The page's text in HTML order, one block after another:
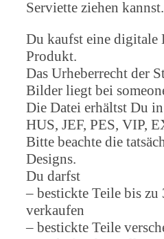
Serviette ziehen kannst.
Du kaufst eine digitale
Produkt.
Das Urheberrecht der
Bilder liegt bei
Die Datei erhältst Du
HUS, JEF, PES, VIP,
Bitte beachte die
Designs.
Du darfst
– bestickte Teile bis
verkaufen
– bestickte Teile